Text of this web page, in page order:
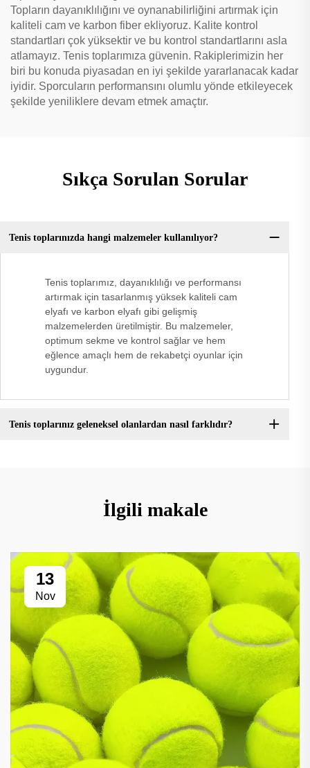
Topların dayanıklılığını ve oynanabilirliğini artırmak için
kaliteli cam ve karbon fiber ekliyoruz. Kalite kontrol
standartları çok yüksektir ve bu kontrol standartlarını asla
atlamayız. Tenis toplarımıza güvenin. Rakiplerimizin her
biri bu konuda piyasadan en iyi şekilde yararlanacak kadar
iyidir. Sporcuların performansını olumlu yönde etkileyecek
şekilde yeniliklere devam etmek amaçtır.
Sıkça Sorulan Sorular
Tenis toplarınızda hangi malzemeler kullanılıyor?
Tenis toplarımız, dayanıklılığı ve performansı
artırmak için tasarlanmış yüksek kaliteli cam
elyafı ve karbon elyafı gibi gelişmiş
malzemelerden üretilmiştir. Bu malzemeler,
optimum sekme ve kontrol sağlar ve hem
eğlence amaçlı hem de rekabetçi oyunlar için
uygundur.
Tenis toplarınız geleneksel olanlardan nasıl farklıdır?
İlgili makale
13
Nov